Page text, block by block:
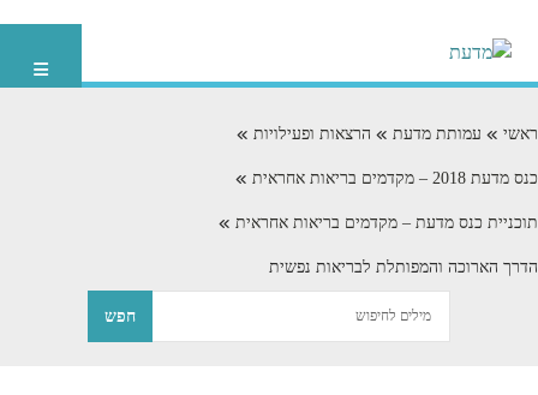
ראשי עמותת מדעת הרצאות ופעילויות
כנס מדעת 2018 – מקדמים בריאות אחראית
תוכניית כנס מדעת – מקדמים בריאות אחראית
הדרך הארוכה והמפותלת לבריאות נפשית